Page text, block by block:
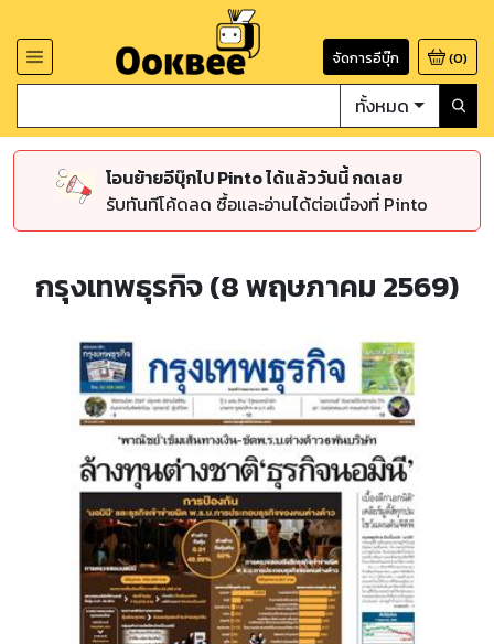
จัดการอีบุ๊ก (0)
ทั้งหมด
โอนย้ายอีบุ๊กไป Pinto ได้แล้ววันนี้ กดเลย
รับทันทีโค้ดลด ซื้อและอ่านได้ต่อเนื่องที่ Pinto
กรุงเทพธุรกิจ (8 พฤษภาคม 2569)